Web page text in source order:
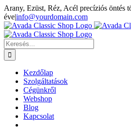
Kihagyás
Arany, Ezüst, Réz, Acél precíziós öntés
éve|info@yourdomain.com
Facebook
Keresés...
Kezdőlap
Szolgáltatások
Cégünkről
Webshop
Blog
Kapcsolat